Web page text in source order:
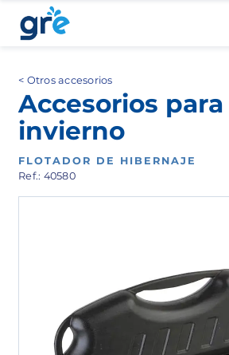
Otros accesorios
Accesorios para
invierno
FLOTADOR DE HIBERNAJE
Ref.: 40580